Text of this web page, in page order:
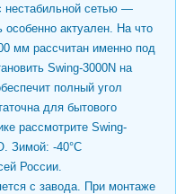
нестабильной сетью —
актуален. На что
мм рассчитан именно под
Swing-3000N на
полный угол
для бытового
рассмотрите Swing-
Зимой: -40°C
России.
с завода. При монтаже